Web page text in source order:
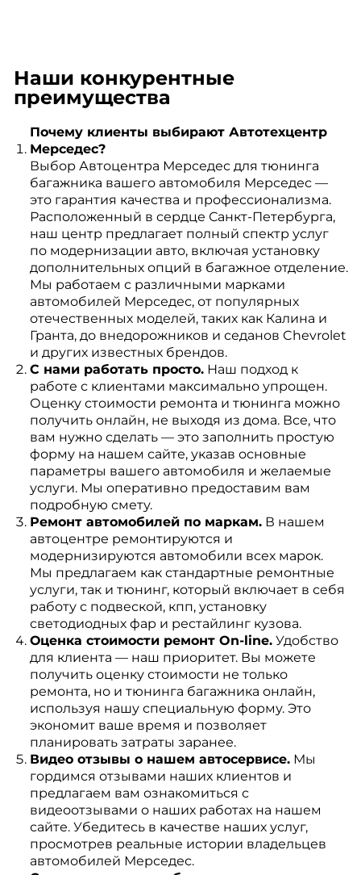
Наши конкурентные
преимущества
Почему клиенты выбирают Автотехцентр
Мерседес?
Выбор Автоцентра Мерседес для тюнинга
багажника вашего автомобиля Мерседес —
это гарантия качества и профессионализма.
Расположенный в сердце Санкт-Петербурга,
наш центр предлагает полный спектр услуг
по модернизации авто, включая установку
дополнительных опций в багажное отделение.
Мы работаем с различными марками
автомобилей Мерседес, от популярных
отечественных моделей, таких как Калина и
Гранта, до внедорожников и седанов Chevrolet
и других известных брендов.
С нами работать просто.Наш подход к
работе с клиентами максимально упрощен.
Оценку стоимости ремонта и тюнинга можно
получить онлайн, не выходя из дома. Все, что
вам нужно сделать — это заполнить простую
форму на нашем сайте, указав основные
параметры вашего автомобиля и желаемые
услуги. Мы оперативно предоставим вам
подробную смету.
Ремонт автомобилей по маркам.В нашем
автоцентре ремонтируются и
модернизируются автомобили всех марок.
Мы предлагаем как стандартные ремонтные
услуги, так и тюнинг, который включает в себя
работу с подвеской, кпп, установку
светодиодных фар и рестайлинг кузова.
Оценка стоимости ремонт On-line.Удобство
для клиента — наш приоритет. Вы можете
получить оценку стоимости не только
ремонта, но и тюнинга багажника онлайн,
используя нашу специальную форму. Это
экономит ваше время и позволяет
планировать затраты заранее.
Видео отзывы о нашем автосервисе.Мы
гордимся отзывами наших клиентов и
предлагаем вам ознакомиться с
видеоотзывами о наших работах на нашем
сайте. Убедитесь в качестве наших услуг,
просмотрев реальные истории владельцев
автомобилей Мерседес.